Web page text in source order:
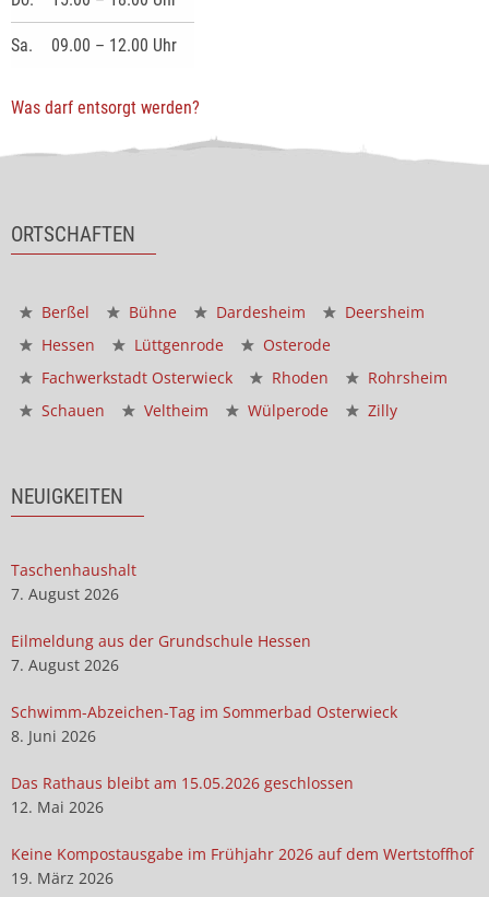
Sa. 09.00 – 12.00 Uhr
Was darf entsorgt werden?
ORTSCHAFTEN
Berßel Bühne Dardesheim
Deersheim
Hessen
Lüttgenrode
Osterode
Fachwerkstadt Osterwieck
Rhoden
Rohrsheim
Schauen
Veltheim Wülperode Zilly
NEUIGKEITEN
Taschenhaushalt
7. August 2026
Eilmeldung aus der Grundschule Hessen
7. August 2026
Schwimm-Abzeichen-Tag im Sommerbad Osterwieck
8. Juni 2026
Das Rathaus bleibt am 15.05.2026 geschlossen
12. Mai 2026
Keine Kompostausgabe im Frühjahr 2026 auf dem Wertstoffhof
19. März 2026